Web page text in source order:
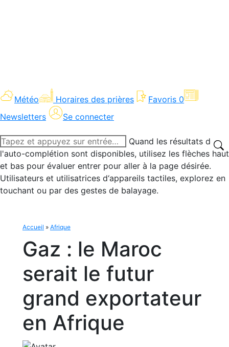
Météo Horaires des prières Favoris 0
Newsletters
Se connecter
Recherche
:
Quand les résultats de
l'auto-complétion sont disponibles, utilisez les flèches haut
et bas pour évaluer entrer pour aller à la page désirée.
Utilisateurs et utilisatrices d‘appareils tactiles, explorez en
touchant ou par des gestes de balayage.
Accueil » Afrique
Gaz : le Maroc
serait le futur
grand exportateur
en Afrique